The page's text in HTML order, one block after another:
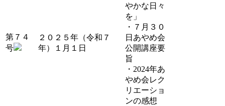
第７４
号
２０２５年（令和７
年）１月１日
やかな日々
を」
・７月３０
日あやめ会
公開講座要
旨
・2024年あ
やめ会レク
リエーショ
ンの感想